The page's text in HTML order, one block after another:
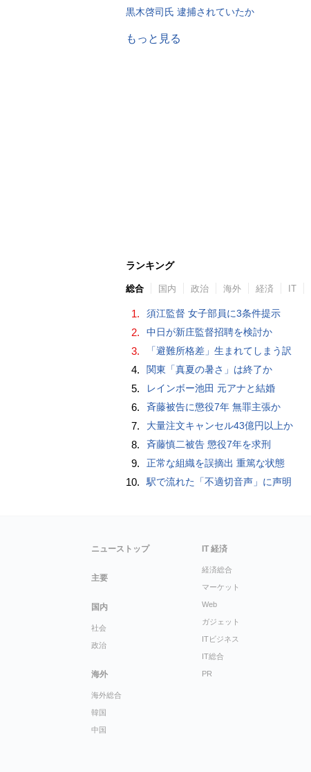
黒木啓司氏 逮捕されていたか
もっと見る
ランキング
総合 国内 政治 海外 経済 IT
1. 須江監督 女子部員に3条件提示
2. 中日が新庄監督招聘を検討か
3. 「避難所格差」生まれてしまう訳
4. 関東「真夏の暑さ」は終了か
5. レインボー池田 元アナと結婚
6. 斉藤被告に懲役7年 無罪主張か
7. 大量注文キャンセル43億円以上か
8. 斉藤慎二被告 懲役7年を求刑
9. 正常な組織を誤摘出 重篤な状態
10. 駅で流れた「不適切音声」に声明
ニューストップ
主要
国内
社会
政治
海外
海外総合
韓国
中国
IT 経済
経済総合
マーケット
Web
ガジェット
ITビジネス
IT総合
PR